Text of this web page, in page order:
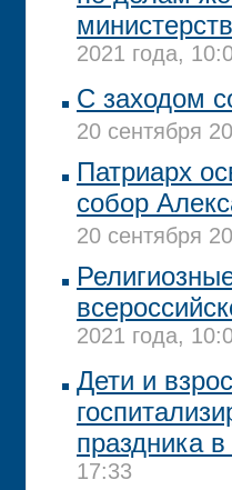
2021 года,
С заходом
20 сентября
Патриарх
собор
20 сентября
2021 года,
Дети и
праздника
17:33